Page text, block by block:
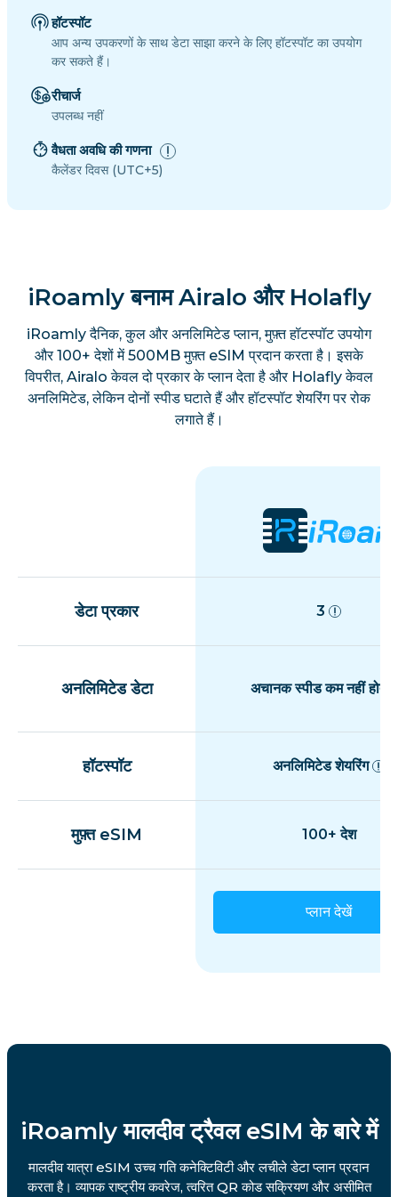
हॉटस्पॉट
आप अन्य उपकरणों के साथ डेटा साझा करने के लिए हॉटस्पॉट का उपयोग
कर सकते हैं।
रीचार्ज
उपलब्ध नहीं
वैधता अवधि की गणना
कैलेंडर दिवस (UTC+5)
iRoamly बनाम Airalo और Holafly
iRoamly दैनिक, कुल और अनलिमिटेड प्लान, मुफ़्त हॉटस्पॉट उपयोग
और 100+ देशों में 500MB मुफ़्त eSIM प्रदान करता है। इसके
विपरीत, Airalo केवल दो प्रकार के प्लान देता है और Holafly केवल
अनलिमिटेड, लेकिन दोनों स्पीड घटाते हैं और हॉटस्पॉट शेयरिंग पर रोक
लगाते हैं।
डेटा प्रकार 3
अनलिमिटेड डेटा अचानक स्पीड कम नहीं होती
हॉटस्पॉट अनलिमिटेड शेयरिंग
मुफ़्त eSIM 100+ देश
प्लान देखें
iRoamly मालदीव ट्रैवल eSIM के बारे में
मालदीव यात्रा eSIM उच्च गति कनेक्टिविटी और लचीले डेटा प्लान प्रदान
करता है। व्यापक राष्ट्रीय कवरेज, त्वरित QR कोड सक्रियण और असीमित